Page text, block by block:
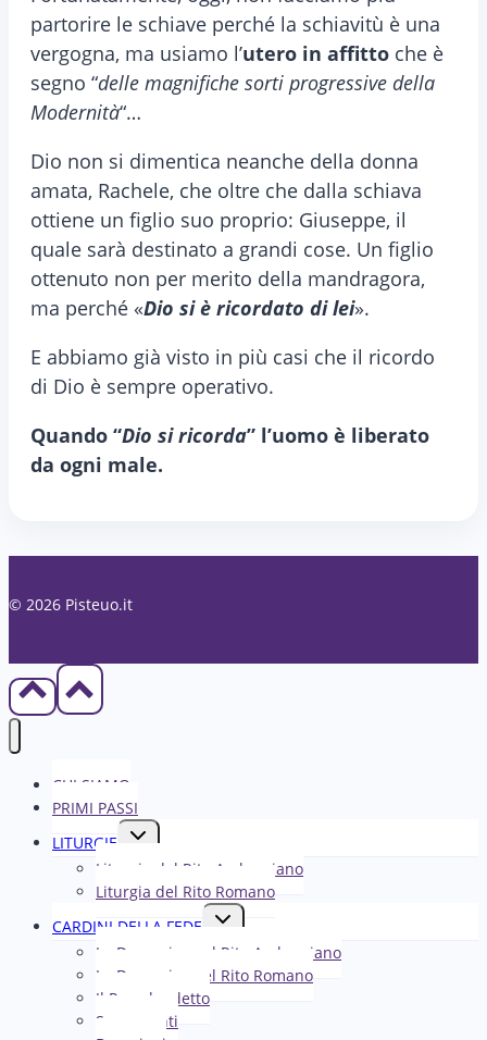
partorire le schiave perché la schiavitù è una
vergogna, ma usiamo l’utero in affitto che è
segno “delle magnifiche sorti progressive della
Modernità“…
Dio non si dimentica neanche della donna
amata, Rachele, che oltre che dalla schiava
ottiene un figlio suo proprio: Giuseppe, il
quale sarà destinato a grandi cose. Un figlio
ottenuto non per merito della mandragora,
ma perché «Dio si è ricordato di lei».
E abbiamo già visto in più casi che il ricordo
di Dio è sempre operativo.
Quando “Dio si ricorda” l’uomo è liberato
da ogni male.
© 2026 Pisteuo.it
CHI SIAMO
PRIMI PASSI
LITURGIE
Alterna
figlio
Liturgia del Rito Ambrosiano
Liturgia del Rito Romano
CARDINI DELLA FEDE
Alterna
figlio
La Domenica nel R​​​​​​ito Ambrosiano
La Domenica nel Rito Romano
Il Papa ha detto
Sacramenti